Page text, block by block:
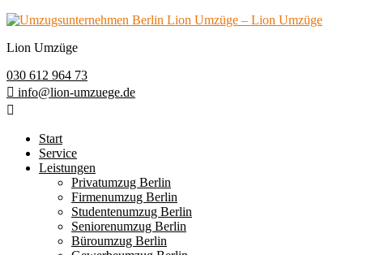
Lion Umzüge
030 612 964 73
info@lion-umzuege.de
Start
Service
Leistungen
Privatumzug Berlin
Firmenumzug Berlin
Studentenumzug Berlin
Seniorenumzug Berlin
Büroumzug Berlin